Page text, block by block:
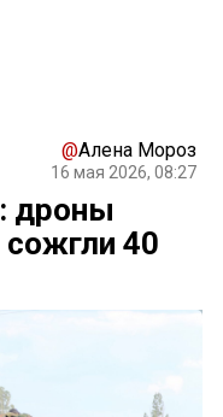
@Алена Мороз
16 мая 2026, 08:27
дроны
40